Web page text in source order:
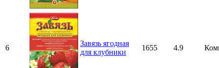
6
Завязь ягодная
для клубники
1655 4.9